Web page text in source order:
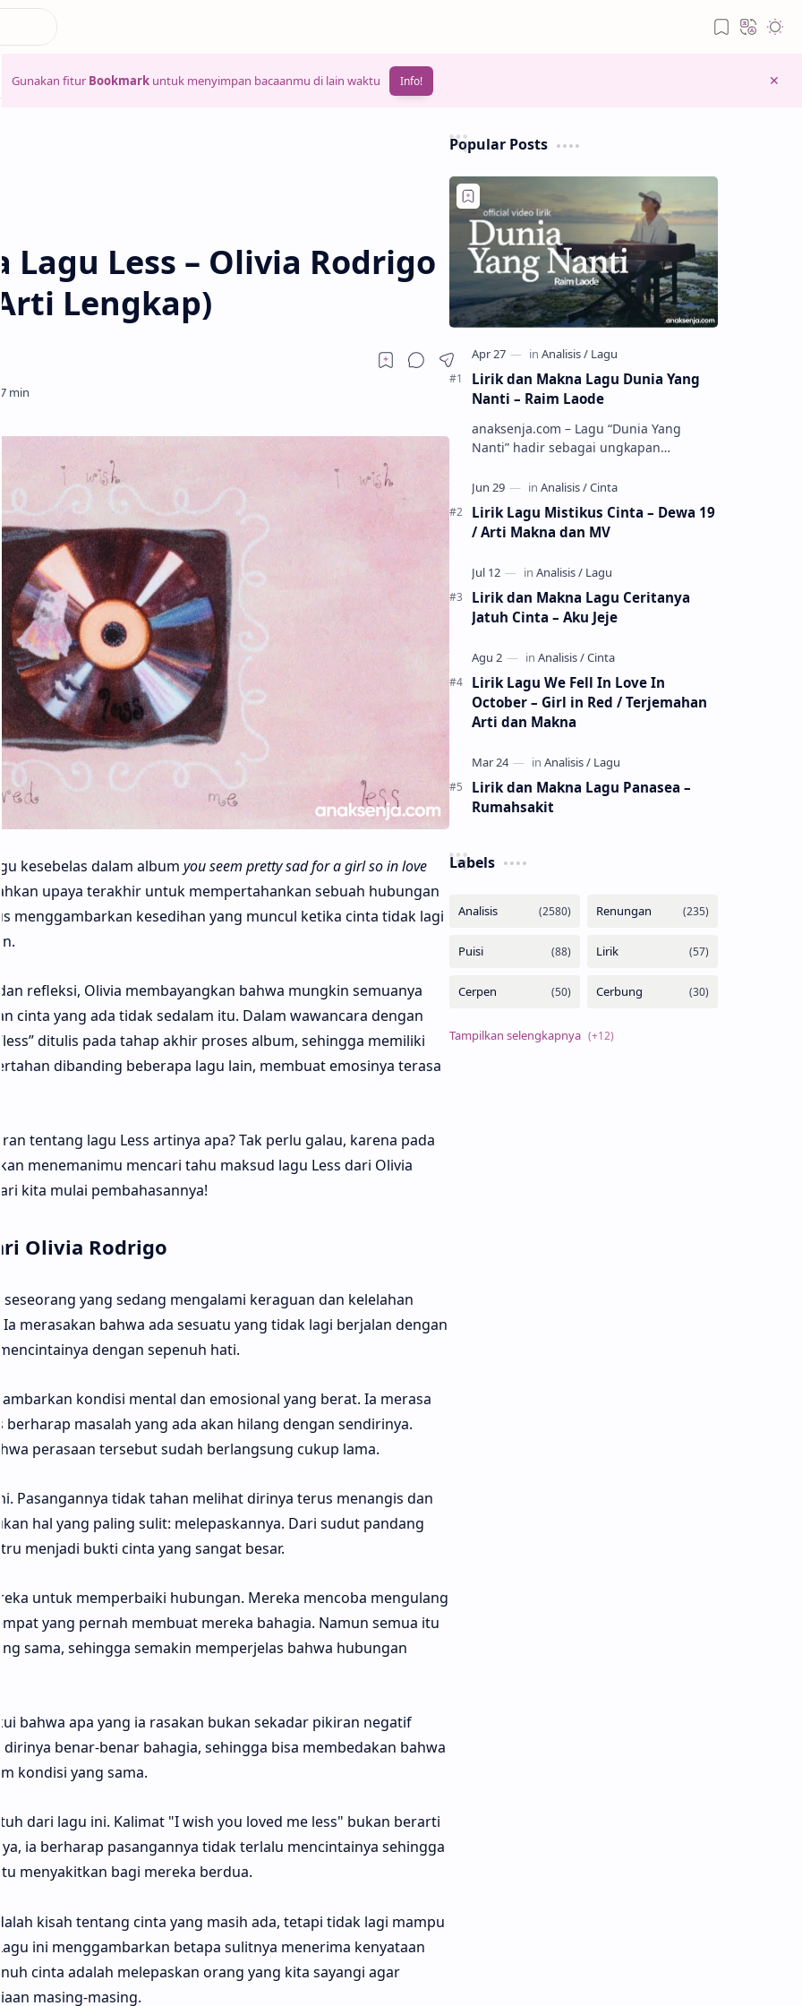
Gunakan fitur Bookmarkuntuk menyimpan bacaanmu di lain waktu Info!
Lagu Less – Olivia Rodrigo
Lengkap)
kesebelas dalam album you seem pretty sad for a girl so in love
upaya terakhir untuk mempertahankan sebuah hubungan
menggambarkan kesedihan yang muncul ketika cinta tidak lagi
refleksi, Olivia membayangkan bahwa mungkin semuanya
cinta yang ada tidak sedalam itu. Dalam wawancara dengan
ditulis pada tahap akhir proses album, sehingga memiliki
dibanding beberapa lagu lain, membuat emosinya terasa
tentang lagu Less artinya apa? Tak perlu galau, karena pada
menemanimu mencari tahu maksud lagu Less dari Olivia
kita mulai pembahasannya!
Olivia Rodrigo
seseorang yang sedang mengalami keraguan dan kelelahan
merasakan bahwa ada sesuatu yang tidak lagi berjalan dengan
dengan sepenuh hati.
kondisi mental dan emosional yang berat. Ia merasa
berharap masalah yang ada akan hilang dengan sendirinya.
perasaan tersebut sudah berlangsung cukup lama.
Pasangannya tidak tahan melihat dirinya terus menangis dan
hal yang paling sulit: melepaskannya. Dari sudut pandang
menjadi bukti cinta yang sangat besar.
untuk memperbaiki hubungan. Mereka mencoba mengulang
yang pernah membuat mereka bahagia. Namun semua itu
sama, sehingga semakin memperjelas bahwa hubungan
bahwa apa yang ia rasakan bukan sekadar pikiran negatif
dirinya benar-benar bahagia, sehingga bisa membedakan bahwa
kondisi yang sama.
dari lagu ini. Kalimat "I wish you loved me less" bukan berarti
ia berharap pasangannya tidak terlalu mencintainya sehingga
menyakitkan bagi mereka berdua.
kisah tentang cinta yang masih ada, tetapi tidak lagi mampu
ini menggambarkan betapa sulitnya menerima kenyataan
cinta adalah melepaskan orang yang kita sayangi agar
masing-masing.
Popular Posts
Lirik dan Makna Lagu Dunia Yang
Nanti – Raim Laode
anaksenja.com – Lagu “Dunia Yang
Nanti” hadir sebagai ungkapan
tak selalu bisa dimiliki. Mengangkat
kisah du…
Lirik Lagu Mistikus Cinta – Dewa 19
/ Arti Makna dan MV
Lirik dan Makna Lagu Ceritanya
Jatuh Cinta – Aku Jeje
Lirik Lagu We Fell In Love In
October – Girl in Red / Terjemahan
Arti dan Makna
Lirik dan Makna Lagu Panasea –
Rumahsakit
Labels